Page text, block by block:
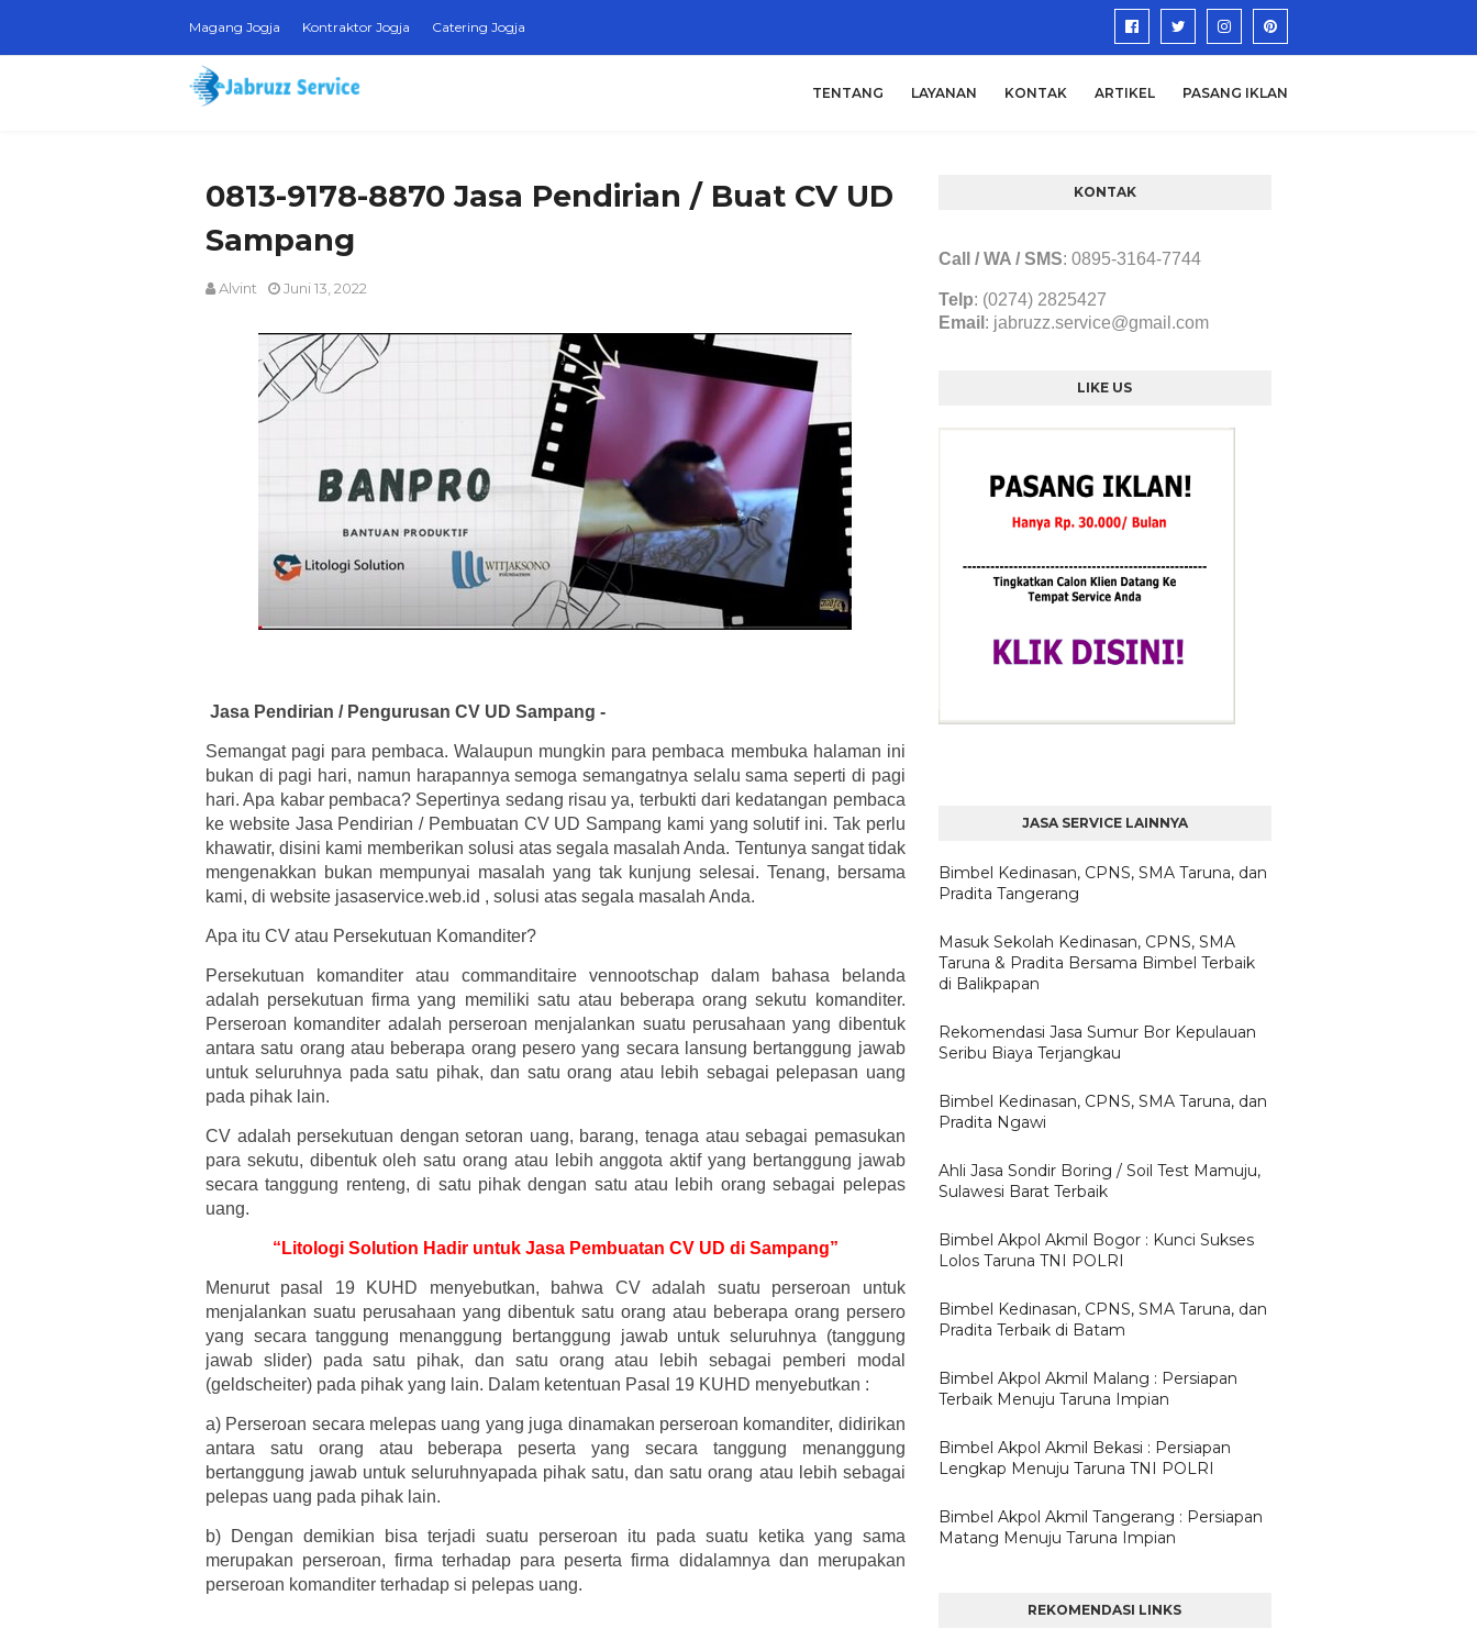
Magang Jogja Kontraktor Jogja Catering Jogja
TENTANG LAYANAN KONTAK ARTIKEL PASANG IKLAN
0813-9178-8870 Jasa Pendirian / Buat CV UD
Sampang
Alvint Juni 13, 2022
Jasa Pendirian / Pengurusan CV UD Sampang -
Semangat pagi para pembaca. Walaupun mungkin para pembaca membuka halaman ini
bukan di pagi hari, namun harapannya semoga semangatnya selalu sama seperti di pagi
hari. Apa kabar pembaca? Sepertinya sedang risau ya, terbukti dari kedatangan pembaca
ke website Jasa Pendirian / Pembuatan CV UD Sampang kami yang solutif ini. Tak perlu
khawatir, disini kami memberikan solusi atas segala masalah Anda. Tentunya sangat tidak
mengenakkan bukan mempunyai masalah yang tak kunjung selesai. Tenang, bersama
kami, di website jasaservice.web.id , solusi atas segala masalah Anda.
Apa itu CV atau Persekutuan Komanditer?
Persekutuan komanditer atau commanditaire vennootschap dalam bahasa belanda
adalah persekutuan firma yang memiliki satu atau beberapa orang sekutu komanditer.
Perseroan komanditer adalah perseroan menjalankan suatu perusahaan yang dibentuk
antara satu orang atau beberapa orang pesero yang secara lansung bertanggung jawab
untuk seluruhnya pada satu pihak, dan satu orang atau lebih sebagai pelepasan uang
pada pihak lain.
CV adalah persekutuan dengan setoran uang, barang, tenaga atau sebagai pemasukan
para sekutu, dibentuk oleh satu orang atau lebih anggota aktif yang bertanggung jawab
secara tanggung renteng, di satu pihak dengan satu atau lebih orang sebagai pelepas
uang.
“Litologi Solution Hadir untuk Jasa Pembuatan CV UD di Sampang”
Menurut pasal 19 KUHD menyebutkan, bahwa CV adalah suatu perseroan untuk
menjalankan suatu perusahaan yang dibentuk satu orang atau beberapa orang persero
yang secara tanggung menanggung bertanggung jawab untuk seluruhnya (tanggung
jawab slider) pada satu pihak, dan satu orang atau lebih sebagai pemberi modal
(geldscheiter) pada pihak yang lain. Dalam ketentuan Pasal 19 KUHD menyebutkan :
a) Perseroan secara melepas uang yang juga dinamakan perseroan komanditer, didirikan
antara satu orang atau beberapa peserta yang secara tanggung menanggung
bertanggung jawab untuk seluruhnyapada pihak satu, dan satu orang atau lebih sebagai
pelepas uang pada pihak lain.
b)
Dengan demikian bisa terjadi suatu perseroan itu pada suatu ketika yang sama
merupakan perseroan, firma terhadap para peserta firma didalamnya dan merupakan
perseroan komanditer terhadap si pelepas uang.
KONTAK
Call / WA / SMS: 0895-3164-7744
Telp: (0274) 2825427
Email : jabruzz.service@gmail.com
LIKE US
JASA SERVICE LAINNYA
Bimbel Kedinasan, CPNS, SMA Taruna, dan
Pradita Tangerang
Masuk Sekolah Kedinasan, CPNS, SMA
Taruna & Pradita Bersama Bimbel Terbaik
di Balikpapan
Rekomendasi Jasa Sumur Bor Kepulauan
Seribu Biaya Terjangkau
Bimbel Kedinasan, CPNS, SMA Taruna, dan
Pradita Ngawi
Ahli Jasa Sondir Boring / Soil Test Mamuju,
Sulawesi Barat Terbaik
Bimbel Akpol Akmil Bogor : Kunci Sukses
Lolos Taruna TNI POLRI
Bimbel Kedinasan, CPNS, SMA Taruna, dan
Pradita Terbaik di Batam
Bimbel Akpol Akmil Malang : Persiapan
Terbaik Menuju Taruna Impian
Bimbel Akpol Akmil Bekasi : Persiapan
Lengkap Menuju Taruna TNI POLRI
Bimbel Akpol Akmil Tangerang : Persiapan
Matang Menuju Taruna Impian
REKOMENDASI LINKS